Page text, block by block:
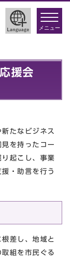
toggle
メニュー
援会
たなビジネス
を持ったコー
起こし、事業
・助言を行う
差し、地域と
組を市民ぐる